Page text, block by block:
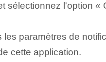
sélectionnez l'option
les paramètres de
cette application.